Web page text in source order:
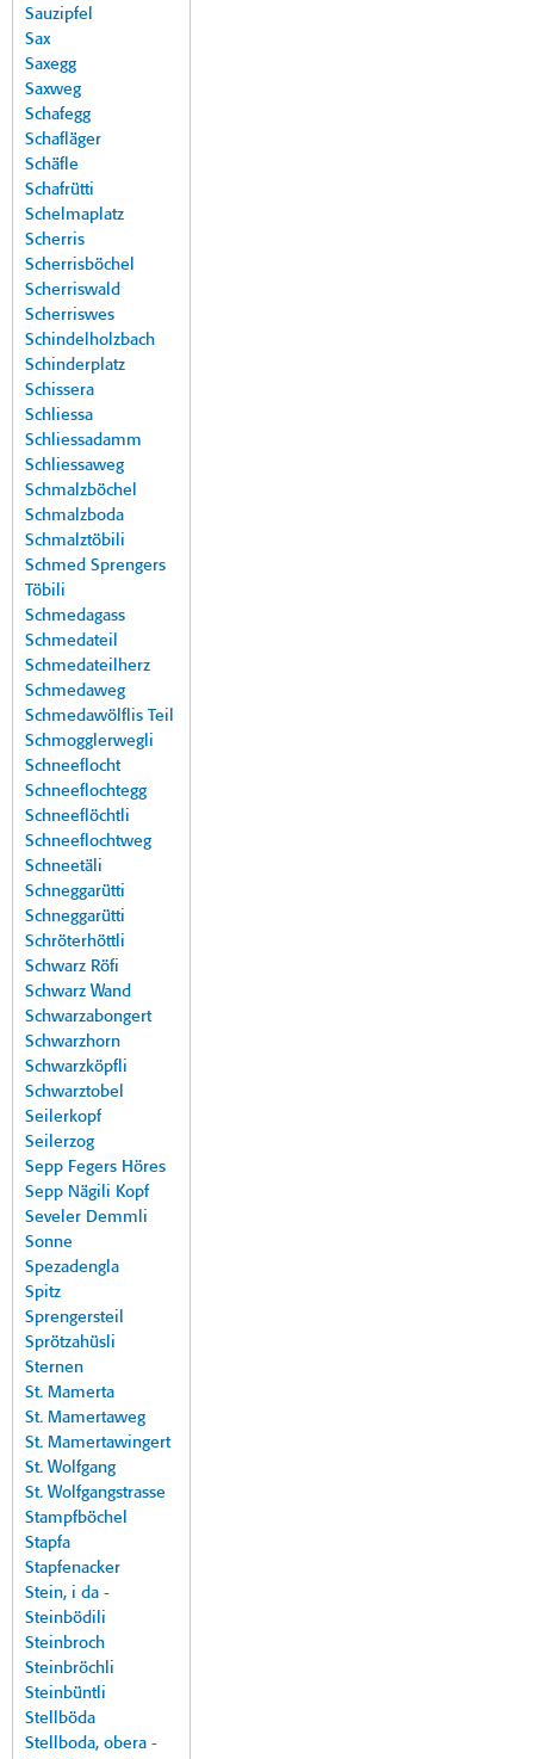
Sauzipfel
Sax
Saxegg
Saxweg
Schafegg
Schafläger
Schäfle
Schafrütti
Schelmaplatz
Scherris
Scherrisböchel
Scherriswald
Scherriswes
Schindelholzbach
Schinderplatz
Schissera
Schliessa
Schliessadamm
Schliessaweg
Schmalzböchel
Schmalzboda
Schmalztöbili
Schmed Sprengers
Töbili
Schmedagass
Schmedateil
Schmedateilherz
Schmedaweg
Schmedawölflis Teil
Schmogglerwegli
Schneeflocht
Schneeflochtegg
Schneeflöchtli
Schneeflochtweg
Schneetäli
Schneggarütti
Schneggarütti
Schröterhöttli
Schwarz Röfi
Schwarz Wand
Schwarzabongert
Schwarzhorn
Schwarzköpfli
Schwarztobel
Seilerkopf
Seilerzog
Sepp Fegers Höres
Sepp Nägili Kopf
Seveler Demmli
Sonne
Spezadengla
Spitz
Sprengersteil
Sprötzahüsli
Sternen
St. Mamerta
St. Mamertaweg
St. Mamertawingert
St. Wolfgang
St. Wolfgangstrasse
Stampfböchel
Stapfa
Stapfenacker
Stein, i da -
Steinbödili
Steinbroch
Steinbröchli
Steinbüntli
Stellböda
Stellboda, obera -